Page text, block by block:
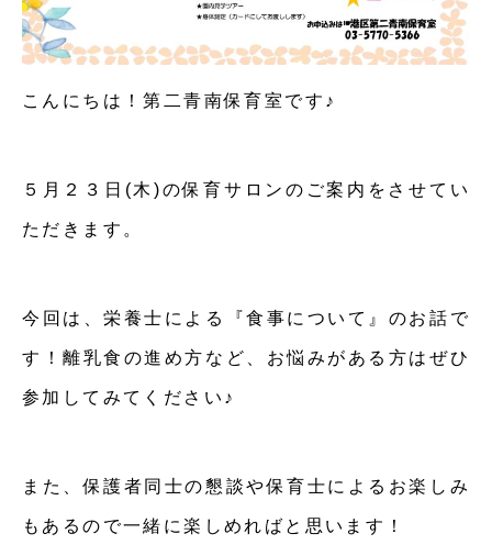
こんにちは！第二青南保育室です♪
５月２３日(木)の保育サロンのご案内をさせてい
ただきます。
今回は、栄養士による『食事について』のお話で
す！離乳食の進め方など、お悩みがある方はぜひ
参加してみてください♪
また、保護者同士の懇談や保育士によるお楽しみ
もあるので一緒に楽しめればと思います！